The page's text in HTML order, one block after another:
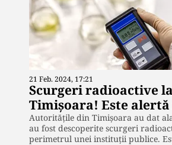
21 Feb. 2024, 17:21
Scurgeri radioactive la
Timișoara! Este
Autoritățile din Timișoara au dat
au fost descoperite scurgeri
perimetrul unei instituții publice.